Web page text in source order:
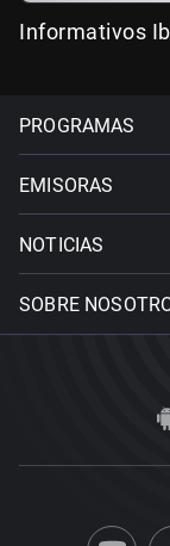
Informativos
PROGRAMAS
EMISORAS
NOTICIAS
SOBRE